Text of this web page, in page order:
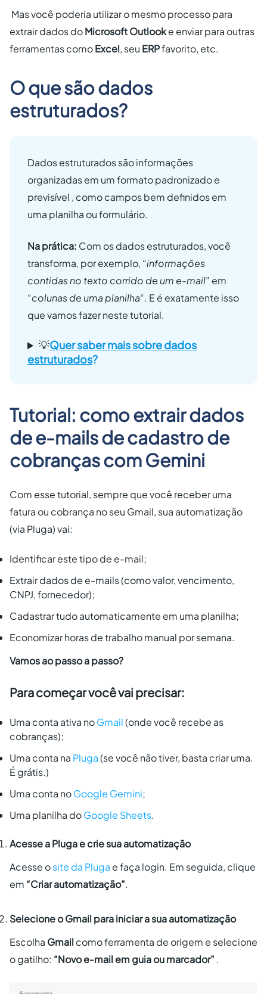
Mas você poderia utilizar o mesmo processo para
extrair dados doMicrosoft Outlooke enviar para outras
ferramentas comoExcel, seu ERPfavorito, etc.
O que são dados
estruturados?
Dados estruturados são informações
organizadas em um formato padronizado e
previsível , como campos bem definidos em
uma planilha ou formulário.
Na prática: Com os dados estruturados, você
transforma, por exemplo, “informações
contidas no texto corrido de um e-mail” em
“colunas de uma planilha“. E é exatamente isso
que vamos fazer neste tutorial.
💡Quer saber mais sobre dados
estruturados?
Tutorial: como extrair dados
de e-mails de cadastro de
cobranças com Gemini
Com esse tutorial, sempre que você receber uma
fatura ou cobrança no seu Gmail, sua automatização
(via Pluga) vai:
Identificar este tipo de e-mail;
Extrair dados de e-mails (como valor, vencimento,
CNPJ, fornecedor);
Cadastrar tudo automaticamente em uma planilha;
Economizar horas de trabalho manual por semana.
Vamos ao passo a passo?
Para começar você vai precisar:
Uma conta ativa noGmail(onde você recebe as
cobranças);
Uma conta na Pluga(se você não tiver, basta criar uma.
É grátis.)
Uma conta noGoogle Gemini;
Uma planilha doGoogle Sheets.
Acesse a Pluga e crie sua automatização
Acesse osite da Pluga e faça login. Em seguida, clique
em “Criar automatização”.
Selecione o Gmail para iniciar a sua automatização
Escolha Gmail como ferramenta de origem e selecione
o gatilho: “Novo e-mail em guia ou marcador” .